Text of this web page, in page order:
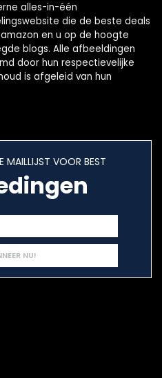
alles-in-één
die de beste deals
en u op de hoogte
blogs. Alle afbeeldingen
door hun respectievelijke
is afgeleid van hun
MAILLIJST VOOR BEST